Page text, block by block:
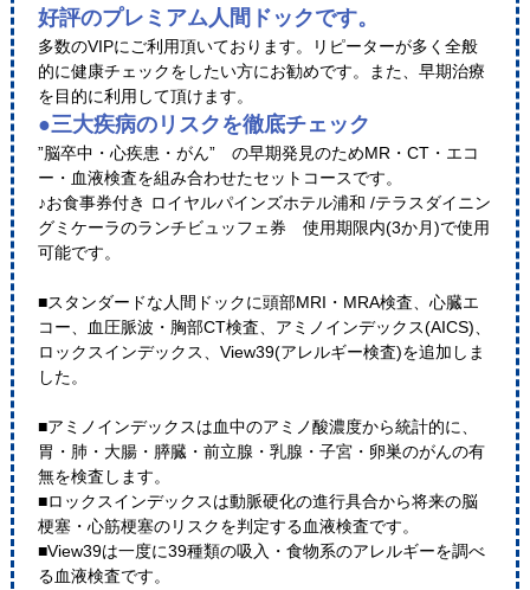
好評のプレミアム人間ドックです。
多数のVIPにご利用頂いております。リピーターが多く全般
的に健康チェックをしたい方にお勧めです。また、早期治療
を目的に利用して頂けます。
●三大疾病のリスクを徹底チェック
”脳卒中・心疾患・がん” の早期発見のためMR・CT・エコ
ー・血液検査を組み合わせたセットコースです。
♪お食事券付き ロイヤルパインズホテル浦和 /テラスダイニン
グミケーラのランチビュッフェ券 使用期限内(3か月)で使用
可能です。
■スタンダードな人間ドックに頭部MRI・MRA検査、心臓エ
コー、血圧脈波・胸部CT検査、アミノインデックス(AICS)、
ロックスインデックス、View39(アレルギー検査)を追加しま
した。
■アミノインデックスは血中のアミノ酸濃度から統計的に、
胃・肺・大腸・膵臓・前立腺・乳腺・子宮・卵巣のがんの有
無を検査します。
■ロックスインデックスは動脈硬化の進行具合から将来の脳
梗塞・心筋梗塞のリスクを判定する血液検査です。
■View39は一度に39種類の吸入・食物系のアレルギーを調べ
る血液検査です。